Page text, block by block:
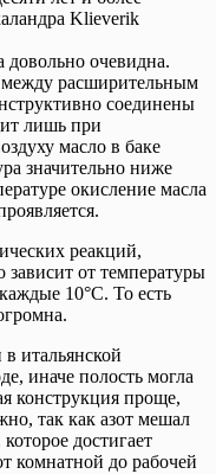
Klieverik
довольно очевидна.
между расширительным
соединены
лишь при
масло в баке
значительно ниже
окисление масла
реакций,
от температуры
10°С. То есть
итальянской
иначе полость могла
конструкция проще,
так как азот мешал
достигает
комнатной до рабочей